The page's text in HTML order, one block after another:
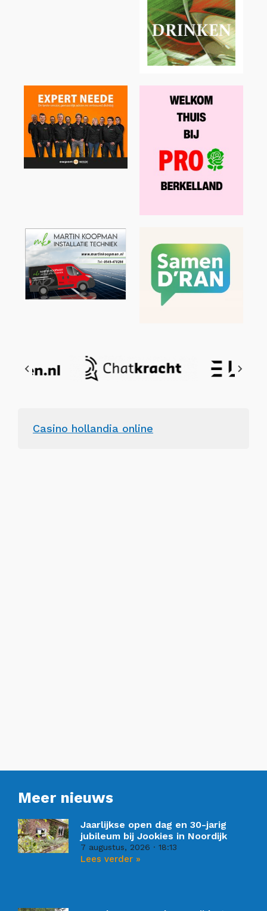
Casino hollandia online
Meer nieuws
Jaarlijkse open dag en 30-jarig
jubileum bij Jookies in Noordijk
7 augustus, 2026 18:13
Lees verder »